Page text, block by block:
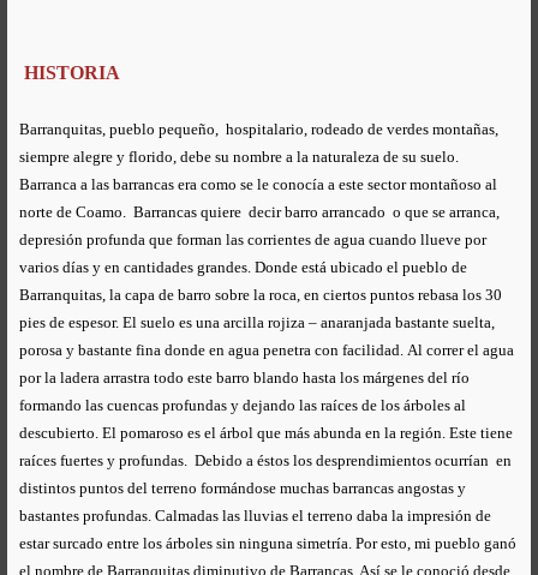
HISTORIA
Barranquitas, pueblo pequeño, hospitalario, rodeado de verdes montañas,
siempre alegre y florido, debe su nombre a la naturaleza de su suelo.
Barranca a las barrancas era como se le conocía a este sector montañoso al
norte de Coamo. Barrancas quiere decir barro arrancado o que se arranca,
depresión profunda que forman las corrientes de agua cuando llueve por
varios días y en cantidades grandes. Donde está ubicado el pueblo de
Barranquitas, la capa de barro sobre la roca, en ciertos puntos rebasa los 30
pies de espesor. El suelo es una arcilla rojiza – anaranjada bastante suelta,
porosa y bastante fina donde en agua penetra con facilidad. Al correr el agua
por la ladera arrastra todo este barro blando hasta los márgenes del río
formando las cuencas profundas y dejando las raíces de los árboles al
descubierto. El pomaroso es el árbol que más abunda en la región. Este tiene
raíces fuertes y profundas. Debido a éstos los desprendimientos ocurrían en
distintos puntos del terreno formándose muchas barrancas angostas y
bastantes profundas. Calmadas las lluvias el terreno daba la impresión de
estar surcado entre los árboles sin ninguna simetría. Por esto, mi pueblo ganó
el nombre de Barranquitas diminutivo de Barrancas. Así se le conoció desde